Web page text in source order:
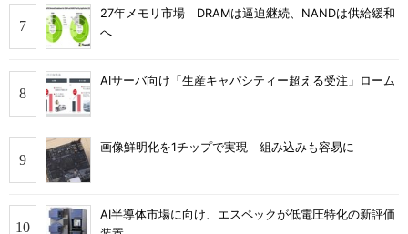
27年メモリ市場 DRAMは逼迫継続、NANDは供給緩和
へ
AIサーバ向け「生産キャパシティー超える受注」ローム
画像鮮明化を1チップで実現 組み込みも容易に
AI半導体市場に向け、エスペックが低電圧特化の新評価